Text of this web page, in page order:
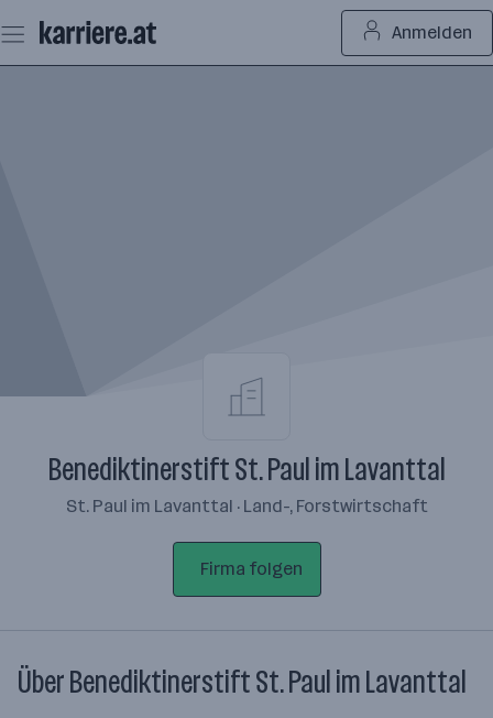
Seiteninhalt
springen
Anmelden
Benediktinerstift St. Paul im Lavanttal
St. Paul im Lavanttal · Land-, Forstwirtschaft
Firma folgen
Über Benediktinerstift St. Paul im Lavanttal